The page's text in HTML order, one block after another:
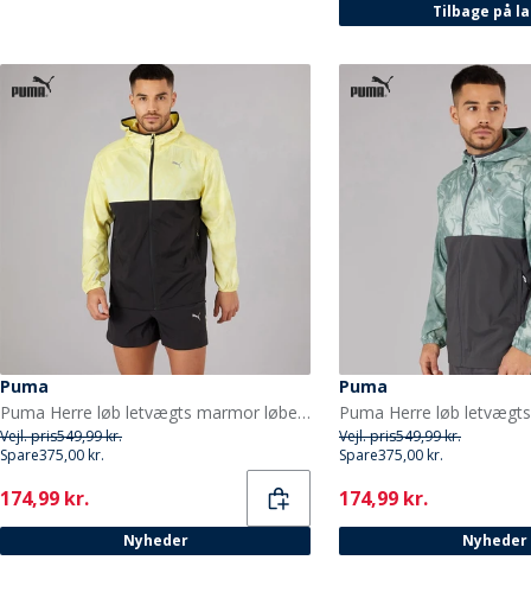
Tilbage på
Puma
Puma Herre løb letvægts marmor løbe jakke Sort/Gul
Vejl. pris549,99 kr.
Spare375,00 kr.
Current
174,99 kr.
Nyheder
Puma
Vejl. pris549,99 kr.
Spare375,00 kr.
Current
174,99 kr.
Nyheder